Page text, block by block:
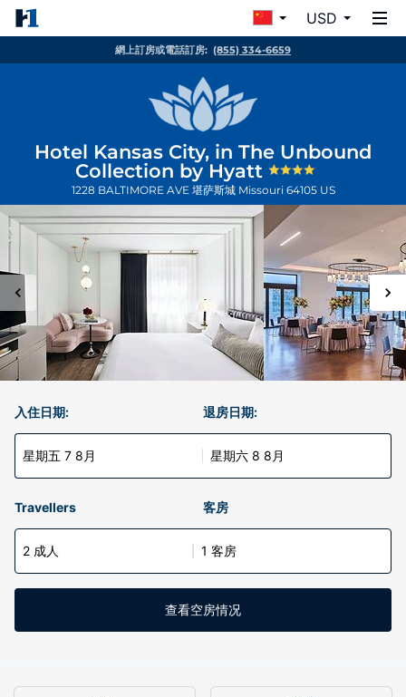
USD
網上訂房或電話訂房: (855) 334-6659
Hotel Kansas City, in The Unbound
Collection by Hyatt
1228 BALTIMORE AVE 堪萨斯城 Missouri 64105 US
入住日期:
星期五 7 8月
退房日期:
星期六 8 8月
Travellers 客房
2 成人 1 客房
查看空房情况